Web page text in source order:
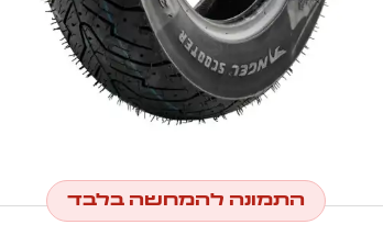
התמונה להמחשה בלבד